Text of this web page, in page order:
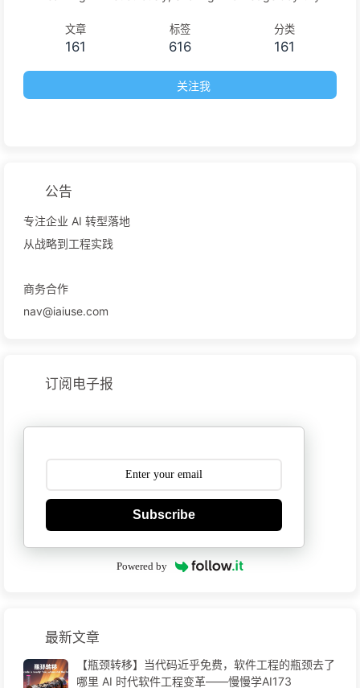
文章
161
标签
616
分类
161
关注我
公告
专注企业 AI 转型落地
从战略到工程实践
商务合作
nav@iaiuse.com
订阅电子报
Subscribe
Powered by
最新文章
【瓶颈转移】当代码近乎免费，软件工程的瓶颈去了
哪里 AI 时代软件工程变革——慢慢学AI173